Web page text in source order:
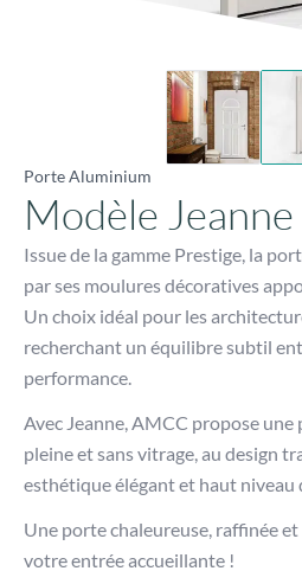
Porte Aluminium
Modèle Jeanne
Issue de la gamme Prestige, la
par ses moulures décoratives
Un choix idéal pour les
recherchant un équilibre subtil
performance.
Avec Jeanne, AMCC propose
pleine et sans vitrage, au design
esthétique élégant et haut niveau
Une porte chaleureuse, raffinée
votre entrée accueillante !